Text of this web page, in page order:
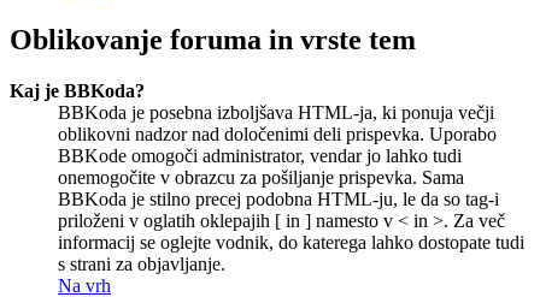
Oblikovanje foruma in vrste tem
Kaj je BBKoda?
BBKoda je posebna izboljšava HTML-ja, ki ponuja večji
oblikovni nadzor nad določenimi deli prispevka. Uporabo
BBKode omogoči administrator, vendar jo lahko tudi
onemogočite v obrazcu za pošiljanje prispevka. Sama
BBKoda je stilno precej podobna HTML-ju, le da so tag-i
priloženi v oglatih oklepajih [ in ] namesto v < in >. Za več
informacij se oglejte vodnik, do katerega lahko dostopate tudi
s strani za objavljanje.
Na vrh